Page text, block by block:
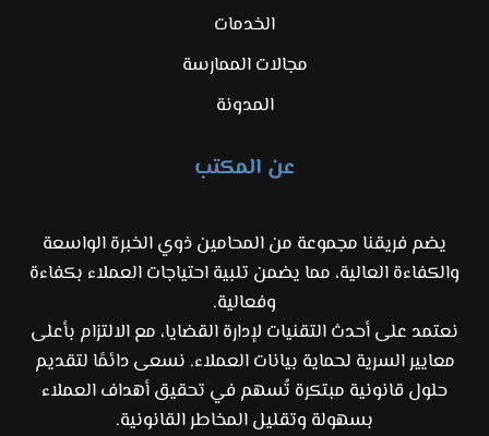
الخدمات
مجالات الممارسة
المدونة
عن المكتب
يضم فريقنا مجموعة من المحامين ذوي الخبرة الواسعة
والكفاءة العالية، مما يضمن تلبية احتياجات العملاء بكفاءة
وفعالية.
نعتمد على أحدث التقنيات لإدارة القضايا، مع الالتزام بأعلى
معايير السرية لحماية بيانات العملاء. نسعى دائمًا لتقديم
حلول قانونية مبتكرة تُسهم في تحقيق أهداف العملاء
بسهولة وتقليل المخاطر القانونية.